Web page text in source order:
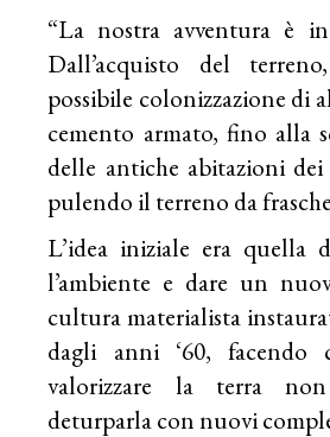
“La nostra avventura è
Dall’acquisto del
possibile colonizzazione di
cemento armato, fino alla
delle antiche abitazioni
pulendo il terreno da
L’idea iniziale era quella
l’ambiente e dare un
cultura materialista
dagli anni ‘60, facendo
valorizzare la terra
deturparla con nuovi